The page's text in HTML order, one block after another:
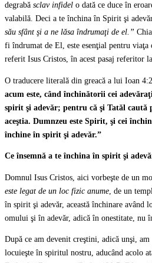
degrabă sclav infidel o dată ce duce în
valabilă. Deci a te închina în Spirit şi
său sfânt şi a ne lăsa îndrumaţi de el.”
fi îndrumat de El, este esenţial pentru viaţa
referit Isus Cristos, în acest pasaj referitor
O traducere literală din greacă a lui Ioan
acum este, când închinătorii cei
spirit şi adevăr; pentru că şi Tatăl caută
aceştia. Dumnzeu este Spirit, şi cei
închine în spirit şi adevăr.”
Ce însemnă a te închina în spirit şi
Domnul Isus Cristos, aici vorbeşte de un
este legat de un loc fizic anume , de un
în spirit şi adevăr, această închinare
omului şi în adevăr, adică în onestitate, nu
După ce am devenit creştini, adică unşi,
locuieşte în spiritul nostru, aducând acolo